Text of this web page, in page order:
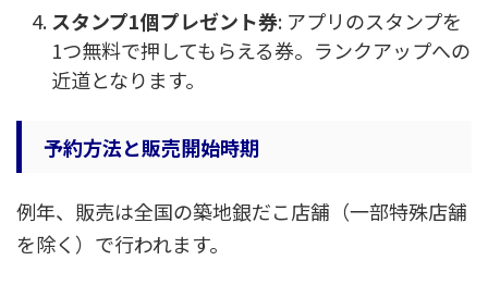
スタンプ1個プレゼント券: アプリのスタンプを
1つ無料で押してもらえる券。ランクアップへの
近道となります。
予約方法と販売開始時期
例年、販売は全国の築地銀だこ店舗（一部特殊店舗
を除く）で行われます。